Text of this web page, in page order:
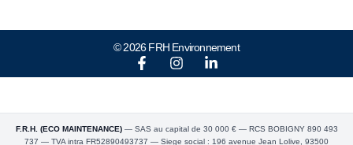
© 2026 FRH Environnement
F.R.H. (ECO MAINTENANCE)— SAS au capital de 30 000 € — RCS BOBIGNY 890 493
737 — TVA intra FR52890493737 — Siege social : 196 avenue Jean Lolive, 93500